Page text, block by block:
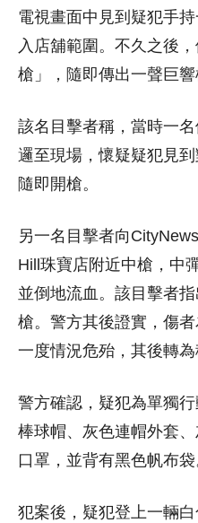
電視畫面中見到疑犯手
入店舖範圍。不久之後
槍」，隨即傳出一聲巨響
該名目擊者稱，當時一
邏至現場，懷疑疑犯見
隨即開槍。
另一名目擊者向
Hill珠寶店附近中槍，中
並倒地流血。該目擊者
槍。警方其後證實，傷
一度情況危殆，其後轉為
警方確認，疑犯為單獨
棒球帽、灰色連帽外套
口罩，並背有黑色帆布袋
犯案後，疑犯登上一輛